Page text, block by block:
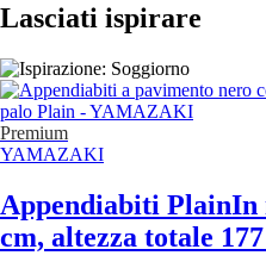
Lasciati ispirare
Premium
YAMAZAKI
Appendiabiti PlainIn
cm, altezza totale